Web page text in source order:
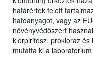
határérték felett
hatóanyagot, vagy az
növényvédőszert
klórpirifosz, prokloráz
mutatta ki a